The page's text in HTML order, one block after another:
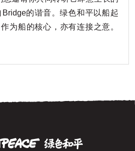
Bridge的谐音。绿色和平以船起
为船的核心，亦有连接之意。